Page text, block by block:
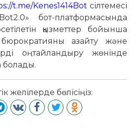
t.me/Kenes1414Bot сілтемесі
бот-платформасында
қызметтер бойынша
азайту және
оңтайландыру жөнінде
болады.
желілерде бөлісіңіз: